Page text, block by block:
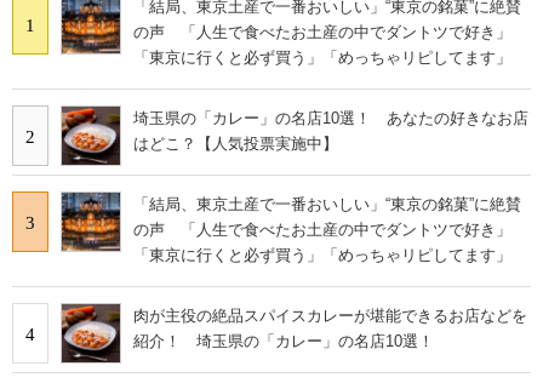
1
「結局、東京土産で一番おいしい」“東京の銘菓”に絶賛
の声 「人生で食べたお土産の中でダントツで好き」
「東京に行くと必ず買う」「めっちゃリピしてます」
2
埼玉県の「カレー」の名店10選！ あなたの好きなお店
はどこ？【人気投票実施中】
3
「結局、東京土産で一番おいしい」“東京の銘菓”に絶賛
の声 「人生で食べたお土産の中でダントツで好き」
「東京に行くと必ず買う」「めっちゃリピしてます」
4
肉が主役の絶品スパイスカレーが堪能できるお店などを
紹介！ 埼玉県の「カレー」の名店10選！